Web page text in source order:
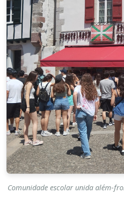
Comunidade escolar unida além-